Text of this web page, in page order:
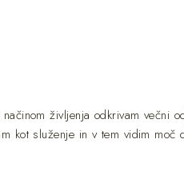
življenja odkrivam večni
kot služenje in v tem vidim moč